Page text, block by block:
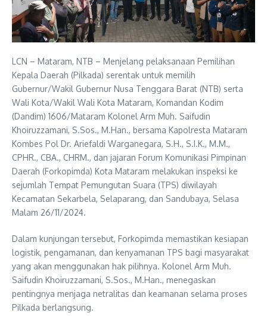
LCN – Mataram, NTB – Menjelang pelaksanaan Pemilihan
Kepala Daerah (Pilkada) serentak untuk memilih
Gubernur/Wakil Gubernur Nusa Tenggara Barat (NTB) serta
Wali Kota/Wakil Wali Kota Mataram, Komandan Kodim
(Dandim) 1606/Mataram Kolonel Arm Muh. Saifudin
Khoiruzzamani, S.Sos., M.Han., bersama Kapolresta Mataram
Kombes Pol Dr. Ariefaldi Warganegara, S.H., S.I.K., M.M.,
CPHR., CBA., CHRM., dan jajaran Forum Komunikasi Pimpinan
Daerah (Forkopimda) Kota Mataram melakukan inspeksi ke
sejumlah Tempat Pemungutan Suara (TPS) diwilayah
Kecamatan Sekarbela, Selaparang, dan Sandubaya, Selasa
Malam 26/11/2024.
Dalam kunjungan tersebut, Forkopimda memastikan kesiapan
logistik, pengamanan, dan kenyamanan TPS bagi masyarakat
yang akan menggunakan hak pilihnya. Kolonel Arm Muh.
Saifudin Khoiruzzamani, S.Sos., M.Han., menegaskan
pentingnya menjaga netralitas dan keamanan selama proses
Pilkada berlangsung.